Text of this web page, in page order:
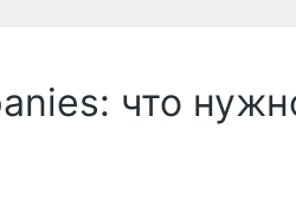
что